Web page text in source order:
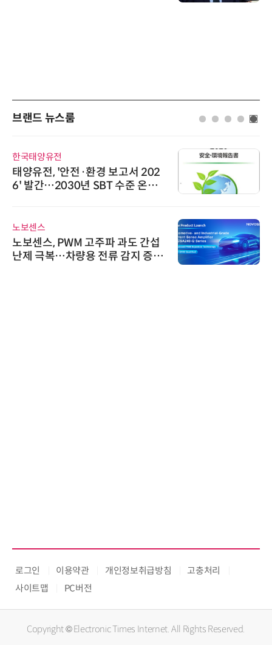
브랜드 뉴스룸
한국태양유전
태양유전, '안전·환경 보고서 202
6' 발간…2030년 SBT 수준 온실
노보센스
노보센스, PWM 고주파 과도 간섭
난제 극복…차량용 전류 감지 증폭
로그인 이용약관 개인정보취급방침
고충처리
사이트맵
PC버전
Copyright © Electronic Times Internet. All Rights Reserved.